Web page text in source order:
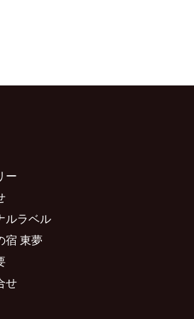
ー
ルラベル
宿 東夢
せ